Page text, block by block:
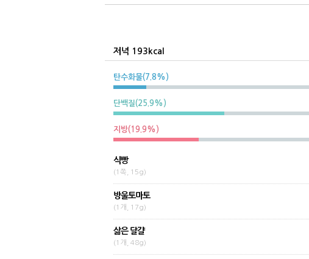
저녁 193kcal
탄수화물(7.8%)
단백질(25.9%)
지방(19.9%)
식빵
(1쪽, 15g)
방울토마토
(1개, 17g)
삶은 달걀
(1개, 48g)